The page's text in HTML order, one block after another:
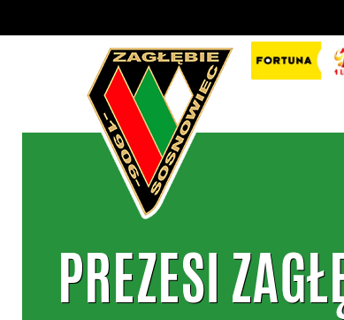
PREZESI